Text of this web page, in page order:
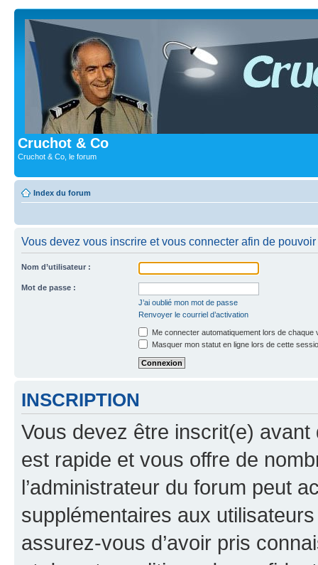
Cruchot & Co
Cruchot & Co, le forum
Index du forum
Vous devez vous inscrire et vous connecter afin de
Nom d’utilisateur :
Mot de passe :
J’ai oublié mon mot de passe
Renvoyer le courriel d’activation
Me connecter automatiquement lors de chaque
Masquer mon statut en ligne lors de cette
INSCRIPTION
Vous devez être inscrit(e) avant
est rapide et vous offre de
l’administrateur du forum peut
supplémentaires aux
assurez-vous d’avoir pris